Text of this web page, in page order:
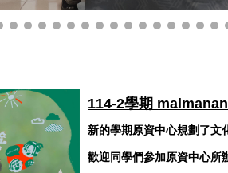
114-2學期
新的學期原資中心規劃了文
歡迎同學們參加原資中心所